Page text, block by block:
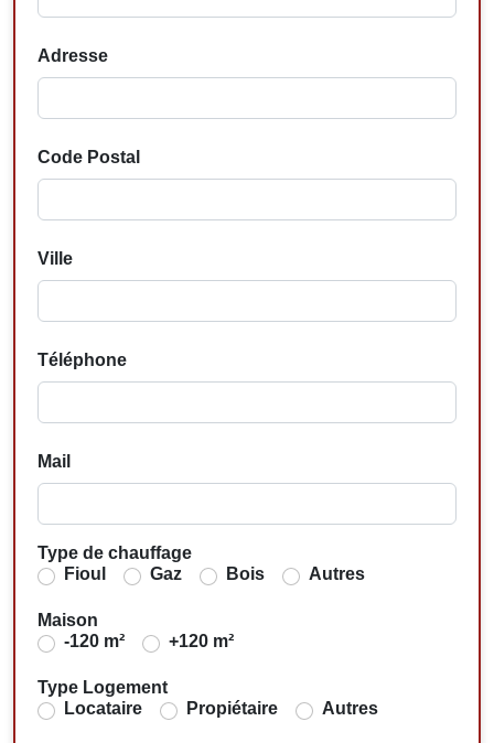
Adresse
Code Postal
Ville
Téléphone
Mail
Type de chauffage
Fioul
Gaz Bois Autres
Maison
-120 m²
+120 m²
Type Logement
Locataire
Propiétaire Autres